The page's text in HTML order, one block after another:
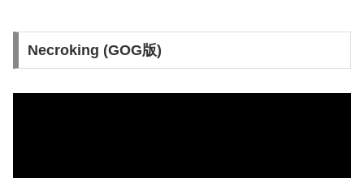
Necroking (GOG版)